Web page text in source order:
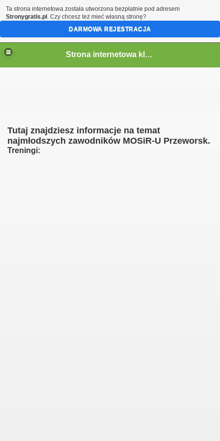
Strona internetowa klubu MOSiR Przeworsk
Tutaj znajdziesz informacje na temat
najmłodszych zawodników MOSiR-U Przeworsk.
Treningi:
Ta strona internetowa została utworzona bezpłatnie pod adresem
Stronygratis.pl . Czy chcesz też mieć własną stronę?
DARMOWA REJESTRACJA